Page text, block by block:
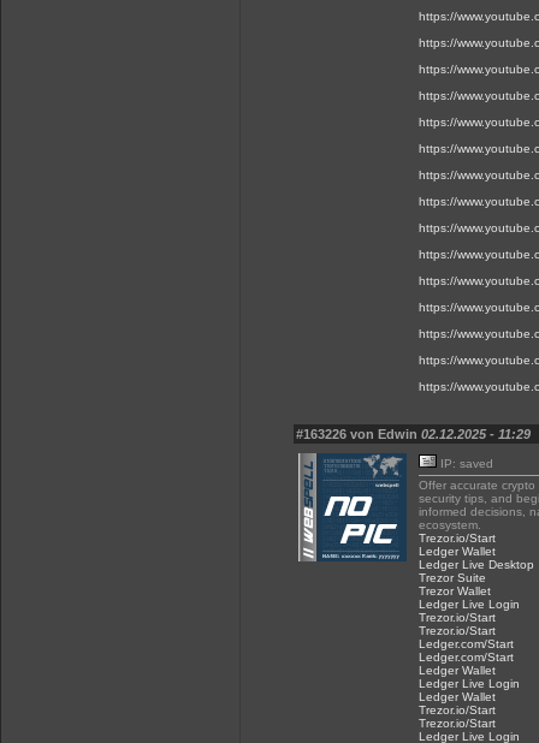
https://
https://
https://
https://
https://
https://
https://
https://
https://
https://
https://
https://
https://
https://
https://
#163226 von Edwin 02.12.2025 - 11:29
IP: saved
Offer accurate
security tips, and
informed decisions,
ecosystem.
Trezor.io/Start
Ledger Wallet
Ledger Live Desktop
Trezor Suite
Trezor Wallet
Ledger Live Login
Trezor.io/Start
Trezor.io/Start
Ledger.com/Start
Ledger.com/Start
Ledger Wallet
Ledger Live Login
Ledger Wallet
Trezor.io/Start
Trezor.io/Start
Ledger Live Login